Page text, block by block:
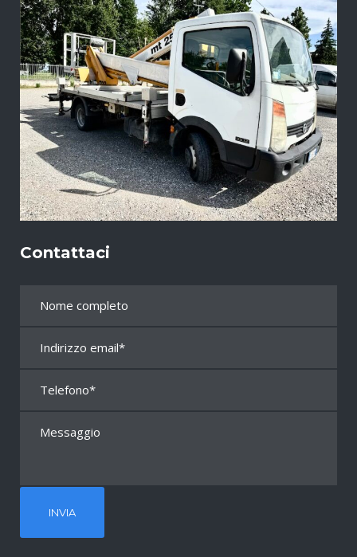
Contattaci